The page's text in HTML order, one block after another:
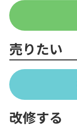
売りたい
改修する